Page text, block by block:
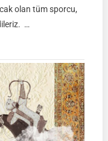
olan tüm sporcu,
…